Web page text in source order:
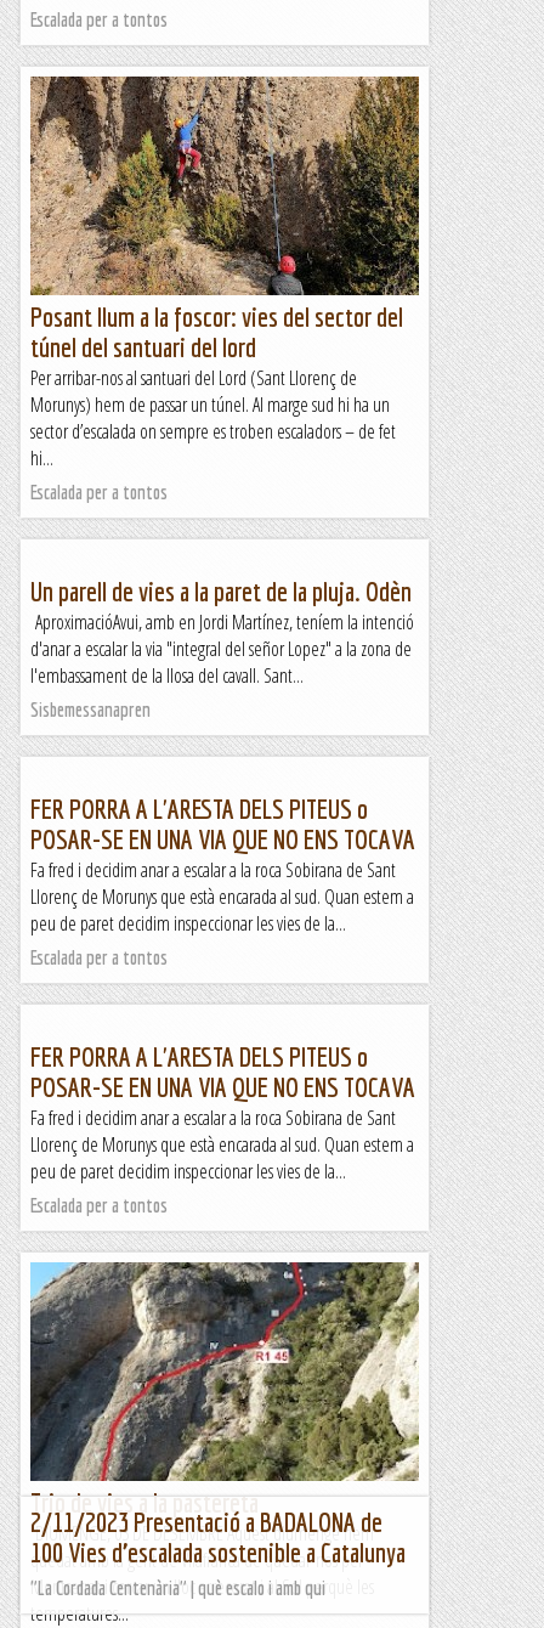
Escalada per a tontos
Posant llum a la foscor: vies del sector del
túnel del santuari del lord
Per arribar-nos al santuari del Lord (Sant Llorenç de
Morunys) hem de passar un túnel. Al marge sud hi ha un
sector d’escalada on sempre es troben escaladors – de fet
hi...
Escalada per a tontos
Un parell de vies a la paret de la pluja. Odèn
AproximacióAvui, amb en Jordi Martínez, teníem la intenció
d'anar a escalar la via "integral del señor Lopez" a la zona de
l'embassament de la llosa del cavall. Sant...
Sisbemessanapren
FER PORRA A L'ARESTA DELS PITEUS o
POSAR-SE EN UNA VIA QUE NO ENS TOCAVA
Fa fred i decidim anar a escalar a la roca Sobirana de Sant
Llorenç de Morunys que està encarada al sud. Quan estem a
peu de paret decidim inspeccionar les vies de la...
Escalada per a tontos
FER PORRA A L'ARESTA DELS PITEUS o
POSAR-SE EN UNA VIA QUE NO ENS TOCAVA
Fa fred i decidim anar a escalar a la roca Sobirana de Sant
Llorenç de Morunys que està encarada al sud. Quan estem a
peu de paret decidim inspeccionar les vies de la...
Escalada per a tontos
Trio de vies a la pastereta
DIUMENGE, 03 DE DESEMBRE Aquest diumenge hem
quedat amb la gent de Vilafranca de quedar-nos per
Montserrat i cercar un lloc arrecerat i al Sol perquè les
temperatures...
2/11/2023 Presentació a BADALONA de
100 Vies d’escalada sostenible a Catalunya
"La Cordada Centenària" | què escalo i amb qui